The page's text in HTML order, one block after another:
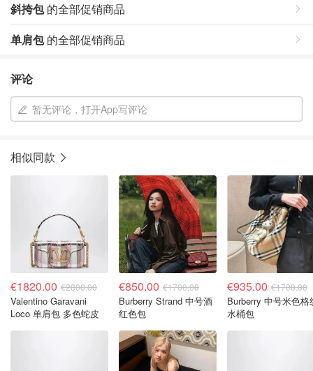
斜挎包的全部促销商品
单肩包的全部促销商品
评论
暂无评论，打开App写评论
相似同款
€1820.00 €2800.00
Valentino Garavani
Loco 单肩包 多色蛇皮
€850.00 €1700.00
Burberry Strand 中号酒
红色包
€935.00 €1700.00
Burberry 中号米色格纹
水桶包